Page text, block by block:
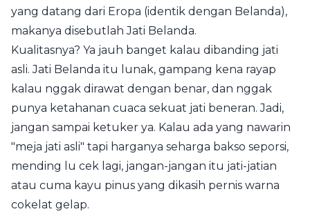
yang datang dari Eropa (identik dengan Belanda),
makanya disebutlah Jati Belanda.
Kualitasnya? Ya jauh banget kalau dibanding jati
asli. Jati Belanda itu lunak, gampang kena rayap
kalau nggak dirawat dengan benar, dan nggak
punya ketahanan cuaca sekuat jati beneran. Jadi,
jangan sampai ketuker ya. Kalau ada yang nawarin
"meja jati asli" tapi harganya seharga bakso seporsi,
mending lu cek lagi, jangan-jangan itu jati-jatian
atau cuma kayu pinus yang dikasih pernis warna
cokelat gelap.